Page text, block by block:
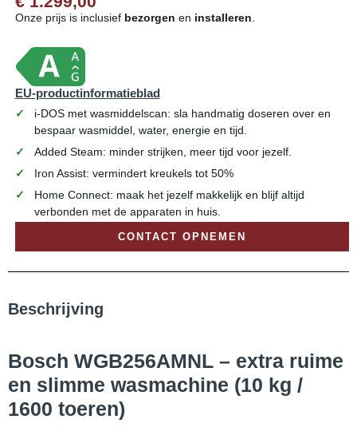
Onze prijs is inclusief bezorgen en installeren.
EU-productinformatieblad
i-DOS met wasmiddelscan: sla handmatig doseren over en
bespaar wasmiddel, water, energie en tijd.
Added Steam: minder strijken, meer tijd voor jezelf.
Iron Assist: vermindert kreukels tot 50%
Home Connect: maak het jezelf makkelijk en blijf altijd
verbonden met de apparaten in huis.
CONTACT OPNEMEN
Beschrijving
Bosch WGB256AMNL – extra ruime
en slimme wasmachine (10 kg /
1600 toeren)